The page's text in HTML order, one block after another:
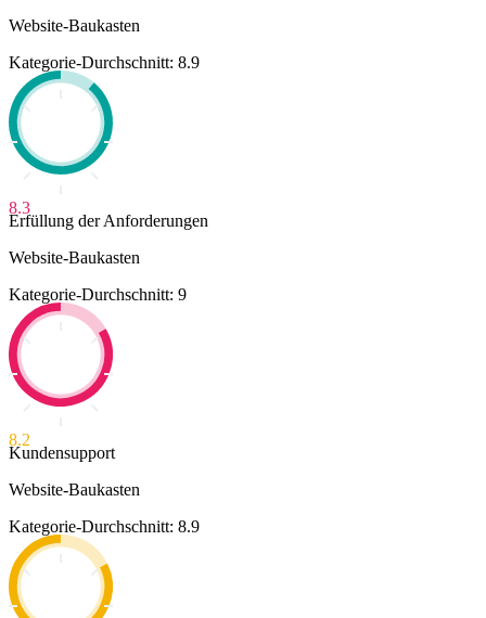
Website-Baukasten
Kategorie-Durchschnitt: 8.9
8.3
Erfüllung der Anforderungen
Website-Baukasten
Kategorie-Durchschnitt: 9
8.2
Kundensupport
Website-Baukasten
Kategorie-Durchschnitt: 8.9